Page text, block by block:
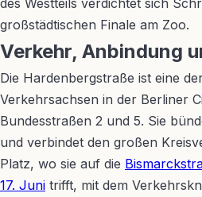
des Westteils verdichtet sich
großstädtischen Finale am Zoo.
Verkehr, Anbindung
Die Hardenbergstraße ist eine
Verkehrsachsen in der Berliner
Bundesstraßen 2 und 5. Sie
und verbindet den großen
Platz, wo sie auf die
17. Juni trifft, mit dem